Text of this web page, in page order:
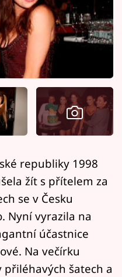
Vary
republiky 1998
žít s přítelem za
se v Česku
Nyní vyrazila na
účastnice
Na večírku
šatech a